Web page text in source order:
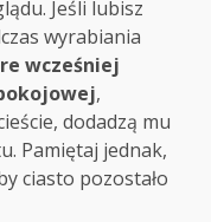
Jeśli lubisz
wyrabiania
wcześniej
,
dodadzą mu
Pamiętaj jednak,
ciasto pozostało